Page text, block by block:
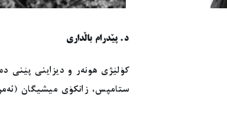
د. پێدرام باڵداری
کۆلێژی هونەر و دیزاینی پێنی
ستامپس، زانکۆی میشیگان